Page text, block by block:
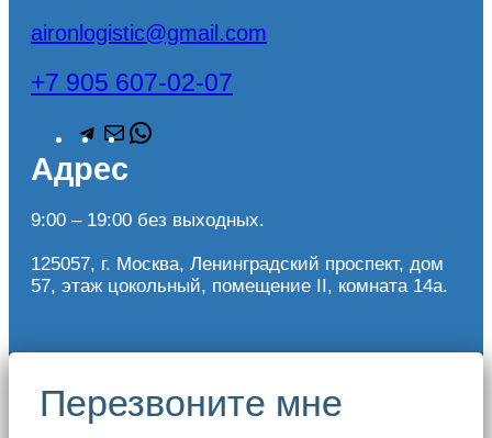
aironlogistic@gmail.com
+7 905 607-02-07
T
l
g
a
m
П
о
ч
а
s
p
p
Адрес
9:00 – 19:00 без выходных.
125057, г. Москва, Ленинградский проспект, дом
57, этаж цокольный, помещение II, комната 14а.
Перезвоните мне